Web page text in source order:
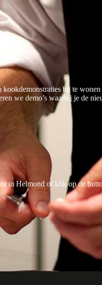
bij te
we demo’s waarbij je de
in Helmond of klik op de